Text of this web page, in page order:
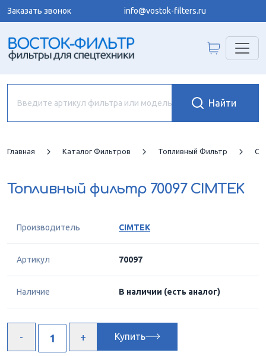
Заказать звонок info@vostok-filters.ru
Главная Каталог Фильтров Топливный Фильтр
Топливный фильтр 70097 CIMTEK
Производитель CIMTEK
Артикул 70097
Наличие В наличии (есть аналог)
Купить